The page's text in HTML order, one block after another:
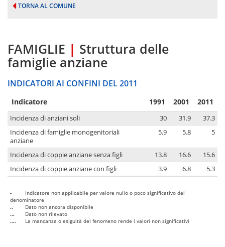
TORNA AL COMUNE
FAMIGLIE | Struttura delle
famiglie anziane
INDICATORI AI CONFINI DEL 2011
Indicatore 1991 2001 2011
Incidenza di anziani soli 30 31.9
37.3
Incidenza di famiglie monogenitoriali
anziane
5.9 5.8 5
Incidenza di coppie anziane senza figli 13.8 16.6
15.6
Incidenza di coppie anziane con figli
3.9 6.8 5.3
-
Indicatore non applicabile per valore nullo o poco significativo del
denominatore
..
Dato non ancora disponibile
...
Dato non rilevato
....
La mancanza o esiguità del fenomeno rende i valori non significativi